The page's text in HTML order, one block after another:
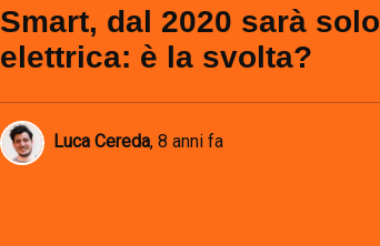
Smart, dal 2020 sarà solo
elettrica: è la svolta?
Luca Cereda, 8 anni fa